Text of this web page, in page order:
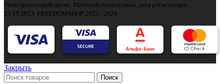
Регистрирующий орган: Минский горисполком, дата регистрации
25.10.2023. FREEDOMSHOP 2023 - 2026
Закрыть
Поиск